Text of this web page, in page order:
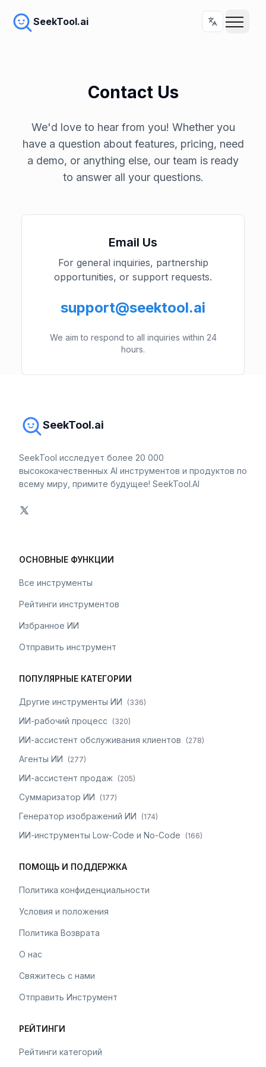
SeekTool.ai
Contact Us
We'd love to hear from you! Whether you
have a question about features, pricing, need
a demo, or anything else, our team is ready
to answer all your questions.
Email Us
For general inquiries, partnership
opportunities, or support requests.
support@seektool.ai
We aim to respond to all inquiries within 24
hours.
SeekTool.ai
SeekTool исследует более 20 000
высококачественных AI инструментов и продуктов по
всему миру, примите будущее! SeekTool.AI
ОСНОВНЫЕ ФУНКЦИИ
Все инструменты
Рейтинги инструментов
Избранное ИИ
Отправить инструмент
ПОПУЛЯРНЫЕ КАТЕГОРИИ
Другие инструменты ИИ (336)
ИИ-рабочий процесс (320)
ИИ-ассистент обслуживания клиентов (278)
Агенты ИИ (277)
ИИ-ассистент продаж (205)
Суммаризатор ИИ (177)
Генератор изображений ИИ (174)
ИИ-инструменты Low-Code и No-Code (166)
ПОМОЩЬ И ПОДДЕРЖКА
Политика конфиденциальности
Условия и положения
Политика Возврата
О нас
Свяжитесь с нами
Отправить Инструмент
РЕЙТИНГИ
Рейтинги категорий